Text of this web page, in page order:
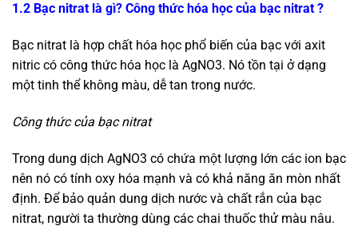
1.2 Bạc nitrat là gì? Công thức hóa học của bạc nitrat ?
Bạc nitrat là hợp chất hóa học phổ biến của bạc với axit
nitric có công thức hóa học là AgNO3. Nó tồn tại ở dạng
một tinh thể không màu, dễ tan trong nước.
Công thức của bạc nitrat
Trong dung dịch AgNO3 có chứa một lượng lớn các ion bạc
nên nó có tính oxy hóa mạnh và có khả năng ăn mòn nhất
định. Để bảo quản dung dịch nước và chất rắn của bạc
nitrat, người ta thường dùng các chai thuốc thử màu nâu.